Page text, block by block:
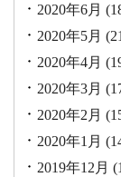
2020年6月
2020年5月
2020年4月
2020年3月
2020年2月
2020年1月
2019年12月